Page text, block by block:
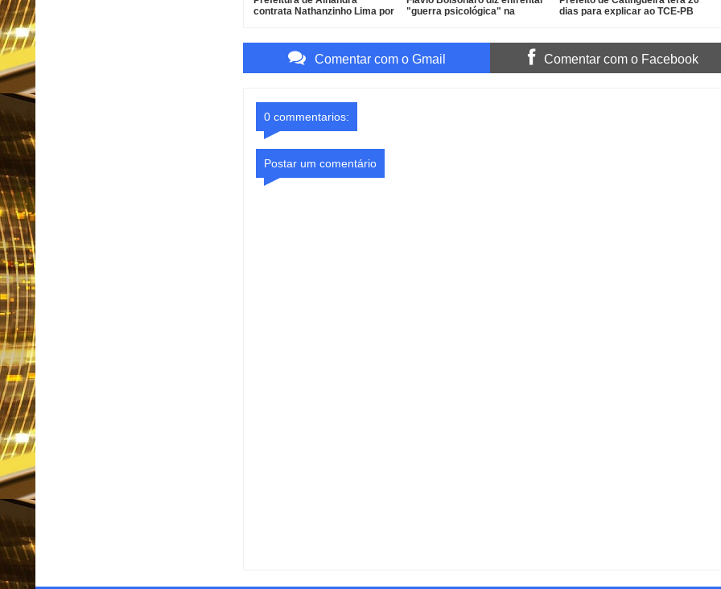
contrata Nathanzinho Lima por
"guerra psicológica" na
dias para explicar ao TCE-PB
Comentar com o Gmail Comentar com o Facebook
0 commentarios:
Postar um comentário